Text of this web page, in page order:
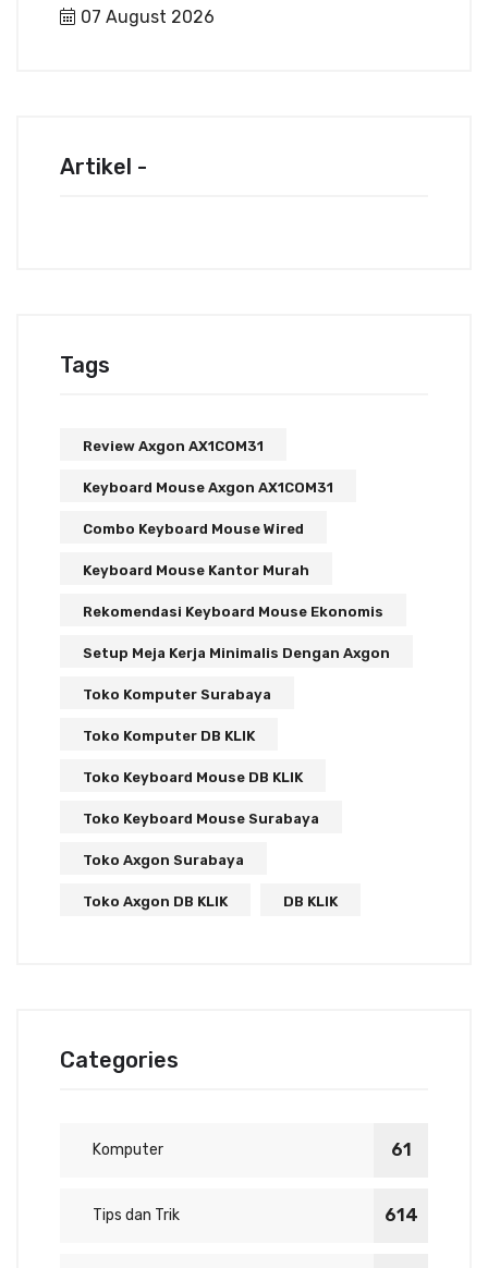
07 August 2026
Artikel -
Tags
Review Axgon AX1COM31
Keyboard Mouse Axgon AX1COM31
Combo Keyboard Mouse Wired
Keyboard Mouse Kantor Murah
Rekomendasi Keyboard Mouse Ekonomis
Setup Meja Kerja Minimalis Dengan Axgon
Toko Komputer Surabaya
Toko Komputer DB KLIK
Toko Keyboard Mouse DB KLIK
Toko Keyboard Mouse Surabaya
Toko Axgon Surabaya
Toko Axgon DB KLIK DB KLIK
Categories
Komputer 61
Tips dan Trik 614